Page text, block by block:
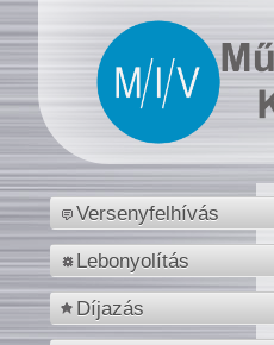
Versenyfelhívás
Lebonyolítás
Díjazás